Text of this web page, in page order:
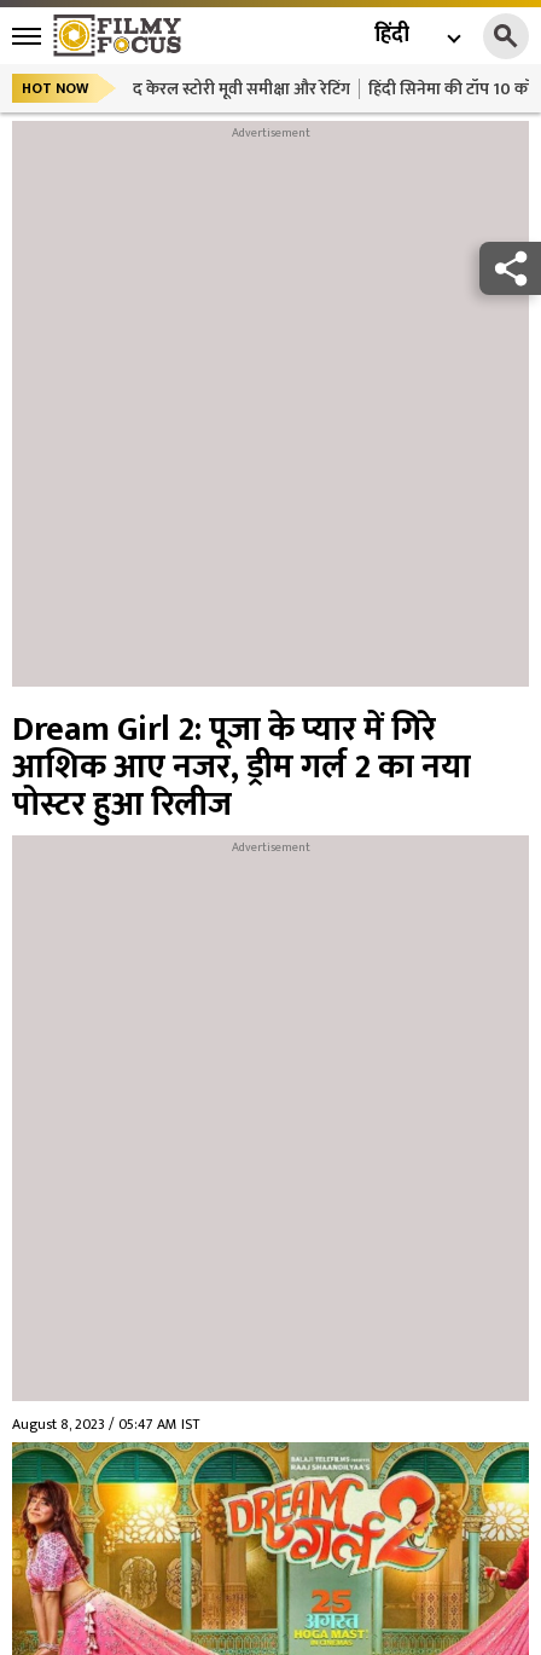
हिंदी
HOT NOW द केरल स्टोरी मूवी समीक्षा और रेटिंग हिंदी सिनेमा की टॉप 10
Dream Girl 2: पूजा के प्यार में गिरे
आशिक आए नजर, ड्रीम गर्ल 2 का नया
पोस्टर हुआ रिलीज
August 8, 2023 / 05:47 AM IST